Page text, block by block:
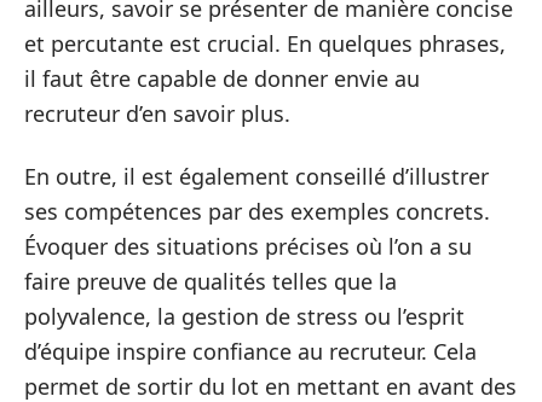
ailleurs, savoir se présenter de manière concise
et percutante est crucial. En quelques phrases,
il faut être capable de donner envie au
recruteur d’en savoir plus.
En outre, il est également conseillé d’illustrer
ses compétences par des exemples concrets.
Évoquer des situations précises où l’on a su
faire preuve de qualités telles que la
polyvalence, la gestion de stress ou l’esprit
d’équipe inspire confiance au recruteur. Cela
permet de sortir du lot en mettant en avant des